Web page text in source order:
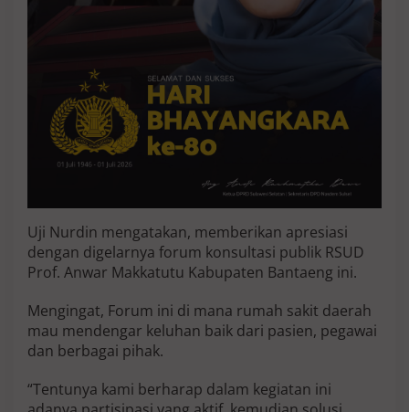
a
u
t
Uji Nurdin mengatakan, memberikan apresiasi
dengan digelarnya forum konsultasi publik RSUD
Prof. Anwar Makkatutu Kabupaten Bantaeng ini.
Mengingat, Forum ini di mana rumah sakit daerah
mau mendengar keluhan baik dari pasien, pegawai
dan berbagai pihak.
“Tentunya kami berharap dalam kegiatan ini